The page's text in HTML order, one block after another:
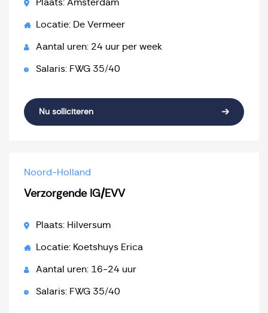
Plaats: Amsterdam
Locatie: De Vermeer
Aantal uren: 24 uur per week
Salaris: FWG 35/40
Nu solliciteren
Noord-Holland
Verzorgende IG/EVV
Plaats: Hilversum
Locatie: Koetshuys Erica
Aantal uren: 16-24 uur
Salaris: FWG 35/40